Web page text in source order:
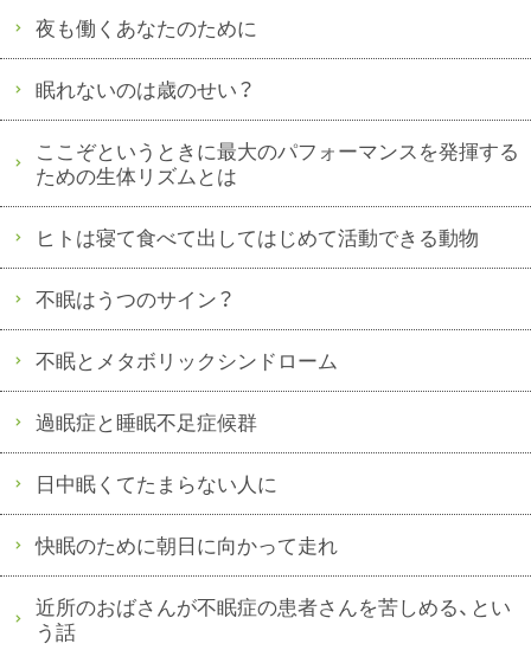
夜も働くあなたのために
眠れないのは歳のせい？
ここぞというときに最大のパフォーマンスを発揮する
ための生体リズムとは
ヒトは寝て食べて出してはじめて活動できる動物
不眠はうつのサイン？
不眠とメタボリックシンドローム
過眠症と睡眠不足症候群
日中眠くてたまらない人に
快眠のために朝日に向かって走れ
近所のおばさんが不眠症の患者さんを苦しめる、とい
う話